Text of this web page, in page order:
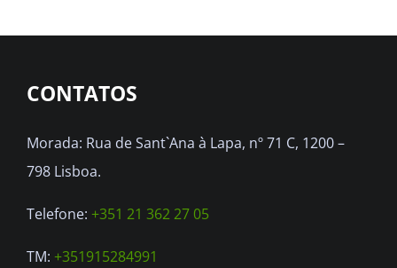
CONTATOS
Morada: Rua de Sant`Ana à Lapa, nº 71 C, 1200 –
798 Lisboa.
Telefone: +351 21 362 27 05
TM: +351915284991